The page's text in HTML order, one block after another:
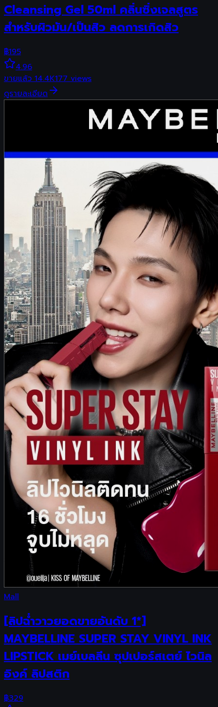
Cleansing Gel 50ml คลิ่นซิ่งเจลสูตร
สำหรับผิวมัน/เป็นสิว ลดการเกิดสิว
฿195
4.96
ขายแล้ว14.4K177views
ดูรายละเอียด
Mall
[ลิปฉ่ำวาวยอดขายอันดับ 1*]
MAYBELLINE SUPER STAY VINYL INK
LIPSTICK เมย์เบลลีน ซุปเปอร์สเตย์ ไวนิล
อิงค์ ลิปสติก
฿329